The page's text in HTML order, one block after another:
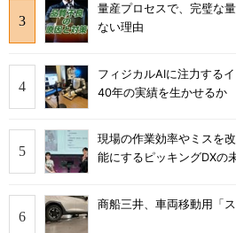
量産プロセスで、完璧な
ない理由
フィジカルAIに注力する
40年の実績を生かせるか
現場の作業効率やミスを
能にするピッキングDXの
商船三井、車両移動用「